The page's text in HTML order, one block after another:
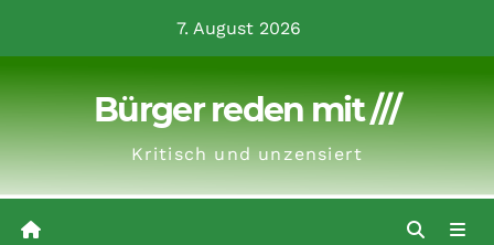
7. August 2026
Bürger reden mit ///
Kritisch und unzensiert